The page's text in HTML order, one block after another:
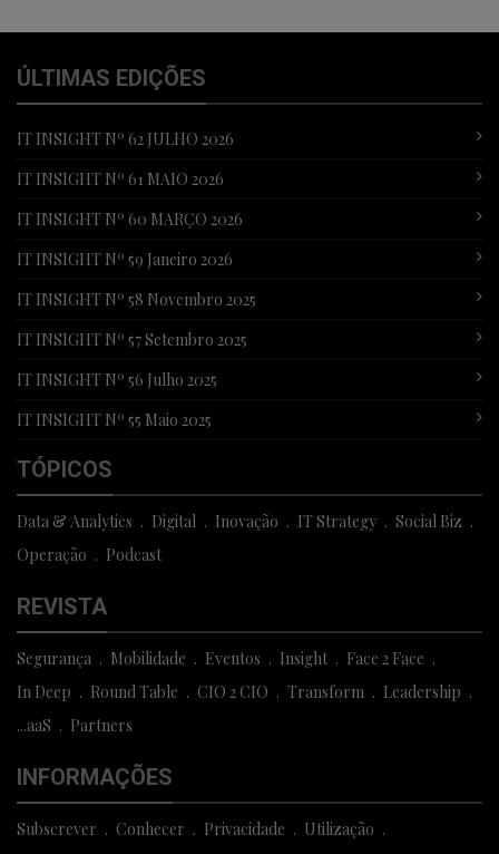
ÚLTIMAS EDIÇÕES
IT INSIGHT Nº 62 JULHO 2026
IT INSIGHT Nº 61 MAIO 2026
IT INSIGHT Nº 60 MARÇO 2026
IT INSIGHT Nº 59 Janeiro 2026
IT INSIGHT Nº 58 Novembro 2025
IT INSIGHT Nº 57 Setembro 2025
IT INSIGHT Nº 56 Julho 2025
IT INSIGHT Nº 55 Maio 2025
TÓPICOS
Data & Analytics Digital Inovação IT Strategy
Social Biz
Operação
Podcast
REVISTA
Segurança Mobilidade Eventos Insight
Face 2 Face
In Deep
Round Table CIO 2 CIO Transform
Leadership
...aaS
Partners
INFORMAÇÕES
Subscrever Conhecer Privacidade
Utilização